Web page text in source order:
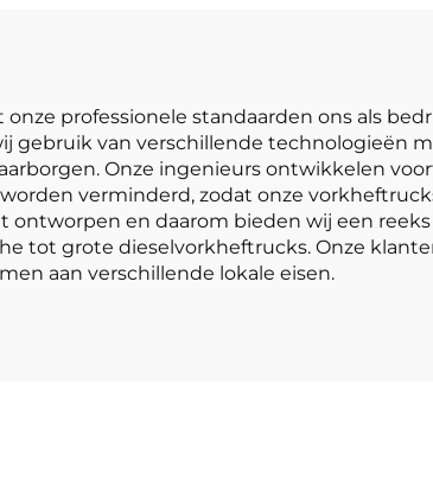
professionele standaarden ons als
gebruik van verschillende technologieën
Onze ingenieurs ontwikkelen
verminderd, zodat onze
en daarom bieden wij een
tot grote dieselvorkheftrucks. Onze
aan verschillende lokale eisen.